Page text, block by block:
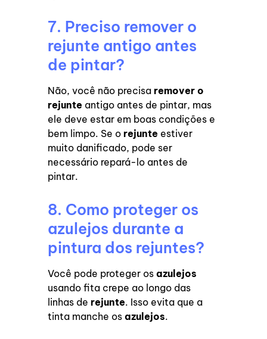
7. Preciso remover o
rejunte antigo antes
de pintar?
Não, você não precisa remover o
rejunte antigo antes de pintar, mas
ele deve estar em boas condições e
bem limpo. Se o rejunte estiver
muito danificado, pode ser
necessário repará-lo antes de
pintar.
8. Como proteger os
azulejos durante a
pintura dos rejuntes?
Você pode proteger os azulejos
usando fita crepe ao longo das
linhas de rejunte. Isso evita que a
tinta manche os azulejos.